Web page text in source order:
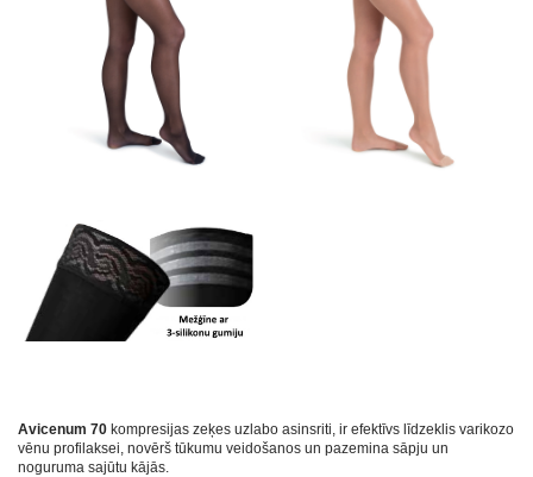
Avicenum 70 kompresijas zeķes uzlabo asinsriti, ir efektīvs līdzeklis varikozo
vēnu profilaksei, novērš tūkumu veidošanos un pazemina sāpju un
noguruma sajūtu kājās.